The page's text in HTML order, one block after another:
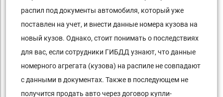
распил под документы автомобиля, который уже
поставлен на учет, и внести данные номера кузова на
новый кузов. Однако, стоит понимать о последствиях
для вас, если сотрудники ГИБДД узнают, что данные
номерного агрегата (кузова) на распиле не совпадают
с данными в документах. Также в последующем не
получится продать авто через договор купли-